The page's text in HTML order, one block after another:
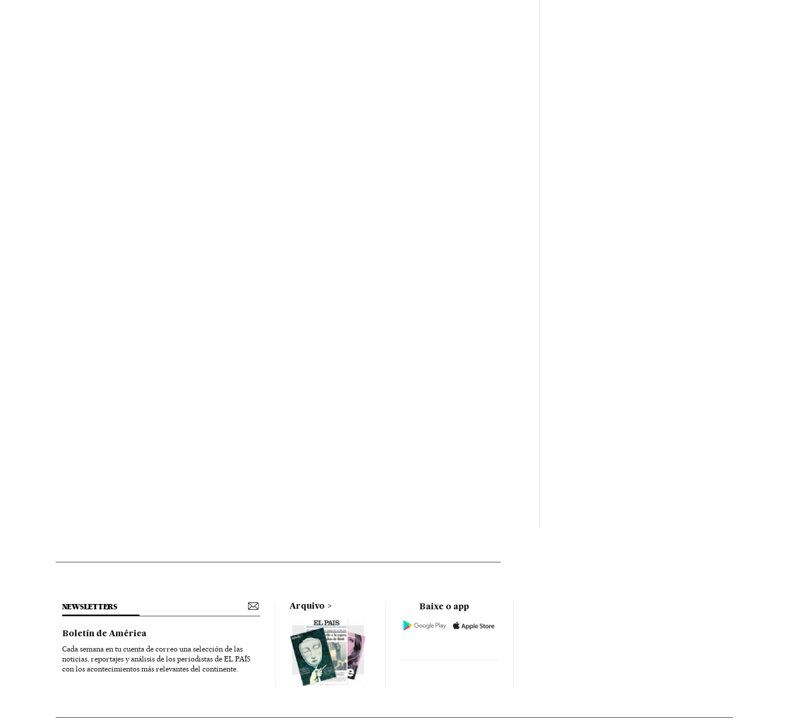
NEWSLETTERS
Boletín de América
Cada semana en tu cuenta de correo una selección de las
noticias, reportajes y análisis de los periodistas de EL PAÍS
con los acontecimientos más relevantes del continente.
Arquivo Baixe o app